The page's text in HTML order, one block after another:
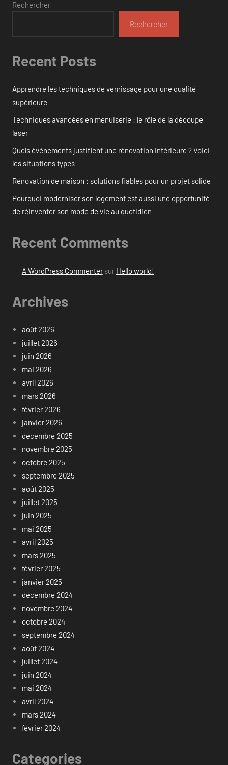
Rechercher
Rechercher
Recent Posts
Apprendre les techniques de vernissage pour une qualité
supérieure
Techniques avancées en menuiserie : le rôle de la découpe
laser
Quels événements justifient une rénovation intérieure ? Voici
les situations types
Rénovation de maison : solutions fiables pour un projet solide
Pourquoi moderniser son logement est aussi une opportunité
de réinventer son mode de vie au quotidien
Recent Comments
A WordPress Commentersur Hello world!
Archives
août 2026
juillet 2026
juin 2026
mai 2026
avril 2026
mars 2026
février 2026
janvier 2026
décembre 2025
novembre 2025
octobre 2025
septembre 2025
août 2025
juillet 2025
juin 2025
mai 2025
avril 2025
mars 2025
février 2025
janvier 2025
décembre 2024
novembre 2024
octobre 2024
septembre 2024
août 2024
juillet 2024
juin 2024
mai 2024
avril 2024
mars 2024
février 2024
Categories